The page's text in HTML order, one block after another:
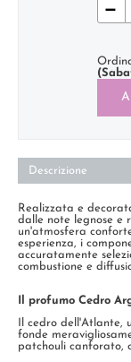
−
Descrizione
Realizzata e
dalle note legnose e
un'atmosfera
esperienza, i
accuratamente
combustione e
profumo Cedro
Il cedro
fonde
patchouli canforato,